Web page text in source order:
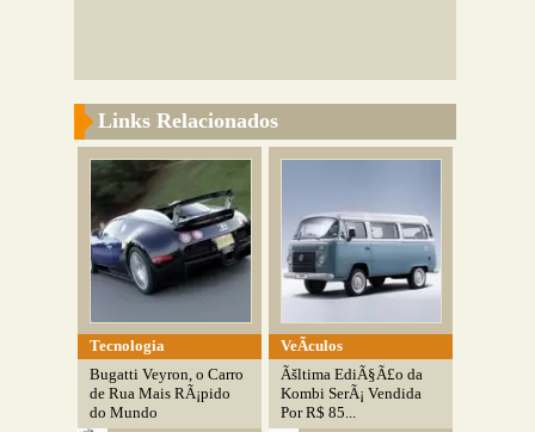
Links Relacionados
Tecnologia
Bugatti Veyron, o Carro
de Rua Mais RÃ¡pido
do Mundo
VeÃ­culos
Ãšltima EdiÃ§Ã£o da
Kombi SerÃ¡ Vendida
Por R$ 85...